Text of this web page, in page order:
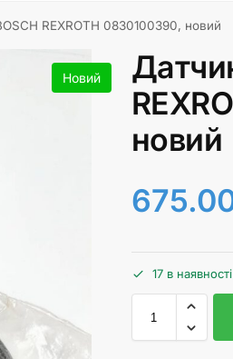
REXROTH 0830100390, новий
Новий
новий
17 в наявності